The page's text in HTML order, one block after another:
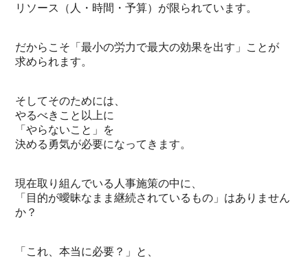
リソース（人・時間・予算）が限られています。
だからこそ「最小の労力で最大の効果を出す」ことが
求められます。
そしてそのためには、
やるべきこと以上に
「やらないこと」を
決める勇気が必要になってきます。
現在取り組んでいる人事施策の中に、
「目的が曖昧なまま継続されているもの」はありません
か？
「これ、本当に必要？」と、